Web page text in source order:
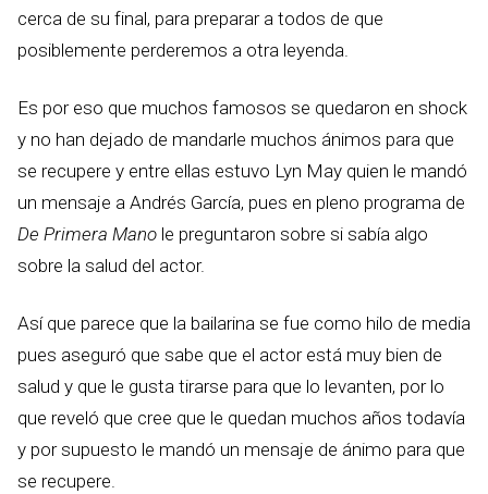
cerca de su final, para preparar a todos de que
posiblemente perderemos a otra leyenda.
Es por eso que muchos famosos se quedaron en shock
y no han dejado de mandarle muchos ánimos para que
se recupere y entre ellas estuvo Lyn May quien le mandó
un mensaje a Andrés García, pues en pleno programa de
De Primera Mano le preguntaron sobre si sabía algo
sobre la salud del actor.
Así que parece que la bailarina se fue como hilo de media
pues aseguró que sabe que el actor está muy bien de
salud y que le gusta tirarse para que lo levanten, por lo
que reveló que cree que le quedan muchos años todavía
y por supuesto le mandó un mensaje de ánimo para que
se recupere.